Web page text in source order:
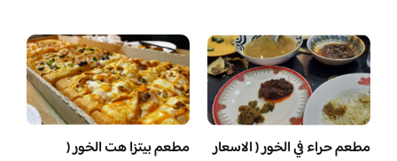
مطعم حراء في الخور ( الاسعار
مطعم بيتزا هت الخور (